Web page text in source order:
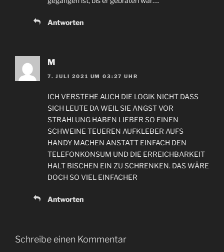
Antworten
M
7. JULI 2021 UM 03:27 UHR
ICH VERSTEHE AUCH DIE LOGIK NICHT DASS
SICH LEUTE DA WEIL SIE ANGST VOR
STRAHLUNG HABEN LIEBER SO EINEN
SCHWEINE TEUEREN AUFKLEBER AUFS
HANDY MACHEN ANSTATT EINFACH DEN
TELEFONKONSUM UND DIE ERREICHBARKEIT
HALT BISCHEN EIN ZU SCHRENKEN. DAS WÄRE
DOCH SO VIEL EINFACHER
Antworten
Schreibe einen Kommentar